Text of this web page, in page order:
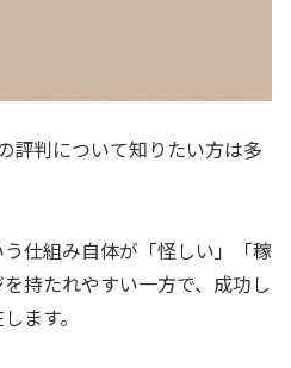
評判について知りたい方は多
仕組み自体が「怪しい」「稼
持たれやすい一方で、成功し
ます。